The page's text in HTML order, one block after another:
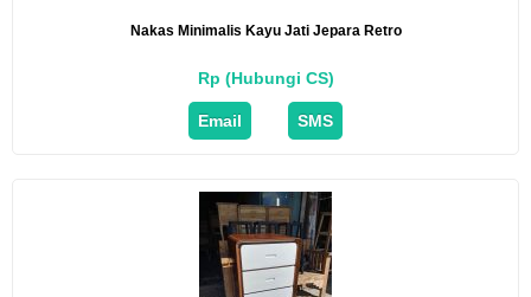
Nakas Minimalis Kayu Jati Jepara Retro
Rp (Hubungi CS)
Email SMS